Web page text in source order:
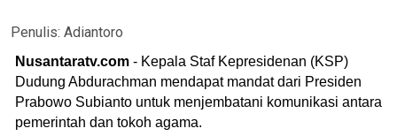
Penulis: Adiantoro
Nusantaratv.com - Kepala Staf Kepresidenan (KSP)
Dudung Abdurachman mendapat mandat dari Presiden
Prabowo Subianto untuk menjembatani komunikasi antara
pemerintah dan tokoh agama.